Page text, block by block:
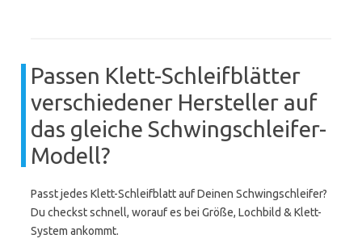
Passen Klett-Schleifblätter
verschiedener Hersteller auf
das gleiche Schwingschleifer-
Modell?
Passt jedes Klett-Schleifblatt auf Deinen Schwingschleifer?
Du checkst schnell, worauf es bei Größe, Lochbild & Klett-
System ankommt.